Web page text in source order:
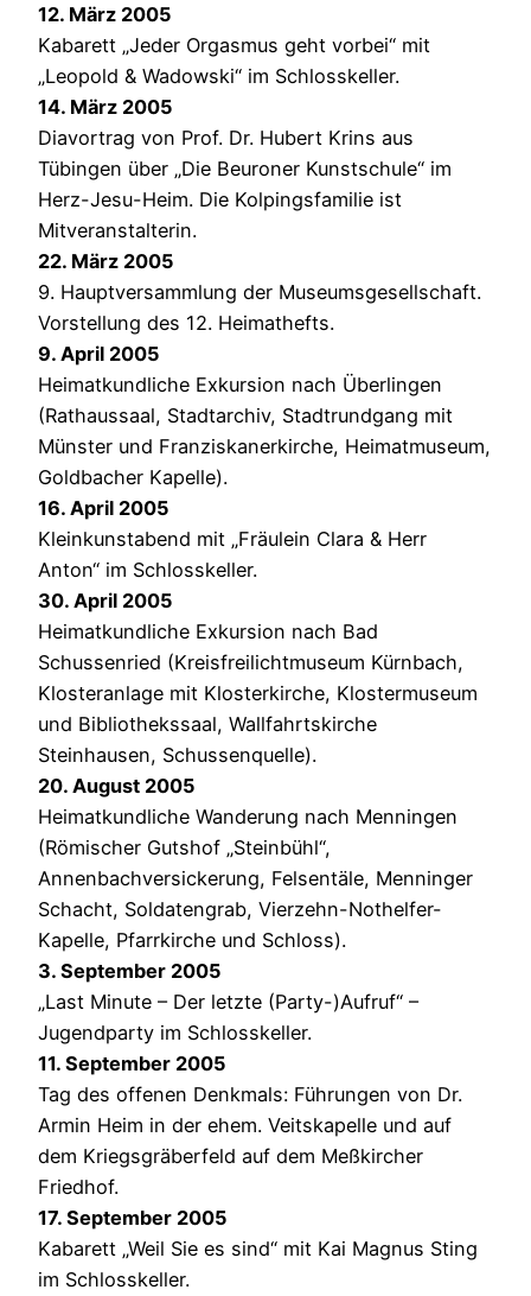
12. März 2005
Kabarett „Jeder Orgasmus geht vorbei“ mit
„Leopold & Wadowski“ im Schlosskeller.
14. März 2005
Diavortrag von Prof. Dr. Hubert Krins aus
Tübingen über „Die Beuroner Kunstschule“ im
Herz-Jesu-Heim. Die Kolpingsfamilie ist
Mitveranstalterin.
22. März 2005
9. Hauptversammlung der Museumsgesellschaft.
Vorstellung des 12. Heimathefts.
9. April 2005
Heimatkundliche Exkursion nach Überlingen
(Rathaussaal, Stadtarchiv, Stadtrundgang mit
Münster und Franziskanerkirche, Heimatmuseum,
Goldbacher Kapelle).
16. April 2005
Kleinkunstabend mit „Fräulein Clara & Herr
Anton“ im Schlosskeller.
30. April 2005
Heimatkundliche Exkursion nach Bad
Schussenried (Kreisfreilichtmuseum Kürnbach,
Klosteranlage mit Klosterkirche, Klostermuseum
und Bibliothekssaal, Wallfahrtskirche
Steinhausen, Schussenquelle).
20. August 2005
Heimatkundliche Wanderung nach Menningen
(Römischer Gutshof „Steinbühl“,
Annenbachversickerung, Felsentäle, Menninger
Schacht, Soldatengrab, Vierzehn-Nothelfer-
Kapelle, Pfarrkirche und Schloss).
3. September 2005
„Last Minute – Der letzte (Party-)Aufruf“ –
Jugendparty im Schlosskeller.
11. September 2005
Tag des offenen Denkmals: Führungen von Dr.
Armin Heim in der ehem. Veitskapelle und auf
dem Kriegsgräberfeld auf dem Meßkircher
Friedhof.
17. September 2005
Kabarett „Weil Sie es sind“ mit Kai Magnus Sting
im Schlosskeller.